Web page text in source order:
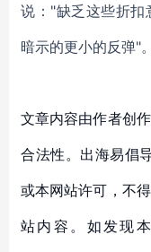
说："缺乏这些折扣
暗示的更小的反弹"。
文章内容由作者创
合法性。出海易倡
或本网站许可，不
站内容。如发现